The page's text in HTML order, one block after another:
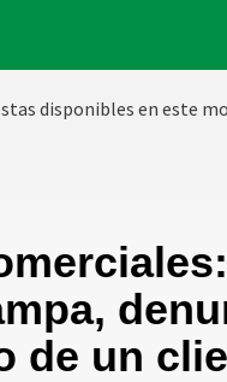
disponibles en este
de un